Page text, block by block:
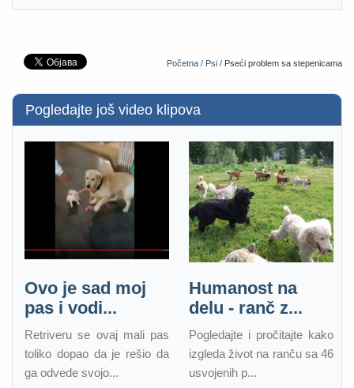
Početna / Psi / Pseći problem sa stepenicama
Pogledajte još video klipova
Ovo je sad moj
pas i vodi...
Retriveru se ovaj mali pas
toliko dopao da je rešio da
ga odvede svojo...
Humanost na
delu - ranč z...
Pogledajte i pročitajte kako
izgleda život na ranču sa 46
usvojenih p...